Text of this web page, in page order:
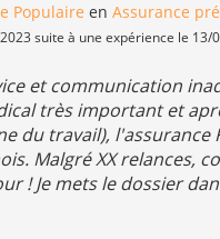
Populaire en Assurance
suite à une expérience le 13/
et communication
très important et
du travail), l'assurance
Malgré XX relances,
! Je mets le dossier